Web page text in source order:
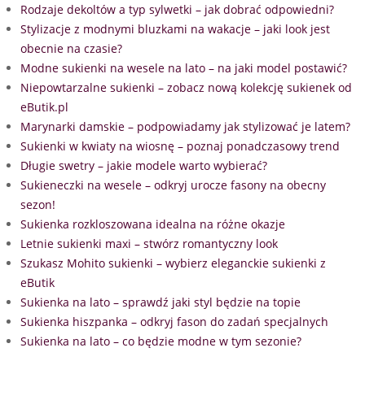
Rodzaje dekoltów a typ sylwetki – jak dobrać odpowiedni?
Stylizacje z modnymi bluzkami na wakacje – jaki look jest
obecnie na czasie?
Modne sukienki na wesele na lato – na jaki model postawić?
Niepowtarzalne sukienki – zobacz nową kolekcję sukienek od
eButik.pl
Marynarki damskie – podpowiadamy jak stylizować je latem?
Sukienki w kwiaty na wiosnę – poznaj ponadczasowy trend
Długie swetry – jakie modele warto wybierać?
Sukieneczki na wesele – odkryj urocze fasony na obecny
sezon!
Sukienka rozkloszowana idealna na różne okazje
Letnie sukienki maxi – stwórz romantyczny look
Szukasz Mohito sukienki – wybierz eleganckie sukienki z
eButik
Sukienka na lato – sprawdź jaki styl będzie na topie
Sukienka hiszpanka – odkryj fason do zadań specjalnych
Sukienka na lato – co będzie modne w tym sezonie?